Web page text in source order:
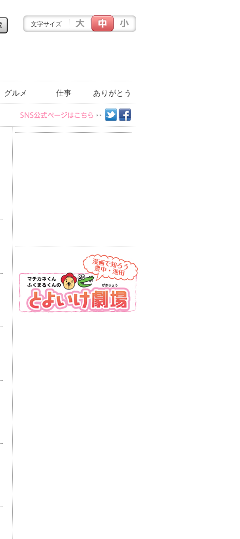
文字サイズ
グルメ 仕事 ありがとう